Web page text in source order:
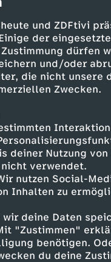
und ZDFtivi
der
dürfen
und/oder
die nicht unsere
Zwecken.
Nutzung von
verwendet.
nutzen Social-
Inhalten zu
deine Daten
"Zustimmen"
benötigen.
du deine
eine
der eskalierte?
noch eine
Die beiden
der Affäre